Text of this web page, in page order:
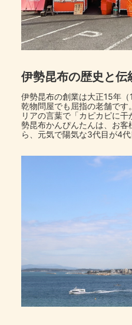
伊勢昆布の歴史と伝
伊勢昆布の創業は大正15年
乾物問屋でも屈指の老舗です
リアの言葉で「カピカピに
勢昆布かんぴんたんは、お
ら、元気で陽気な3代目が4代